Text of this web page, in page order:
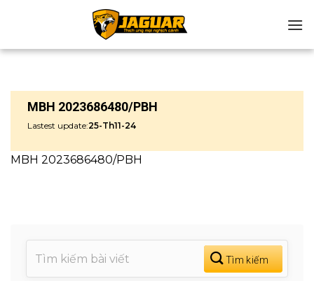
MBH 2023686480/PBH
Lastest update:25-Th11-24
MBH 2023686480/PBH